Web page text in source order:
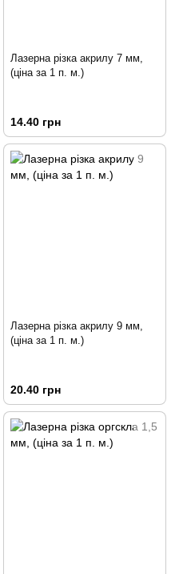
Лазерна різка акрилу 7 мм,
(ціна за 1 п. м.)
14.40 грн
Лазерна різка акрилу 9 мм,
(ціна за 1 п. м.)
20.40 грн